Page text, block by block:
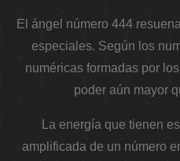
El ángel número 444
especiales. Según los
numéricas formadas por
poder aún mayor
La energía que tienen
amplificada de un número